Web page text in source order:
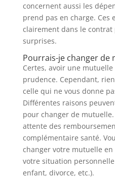
concernent aussi les
prend pas en charge. Ces
clairement dans le contrat
surprises.
Pourrais-je changer de
Certes, avoir une
prudence. Cependant,
celle qui ne vous donne
Différentes raisons
pour changer de
attente des
complémentaire santé.
changer votre mutuelle
votre situation personnelle
enfant, divorce, etc.).